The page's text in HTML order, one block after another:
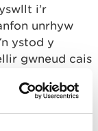
i’r
unrhyw
ystod y
gwneud cais